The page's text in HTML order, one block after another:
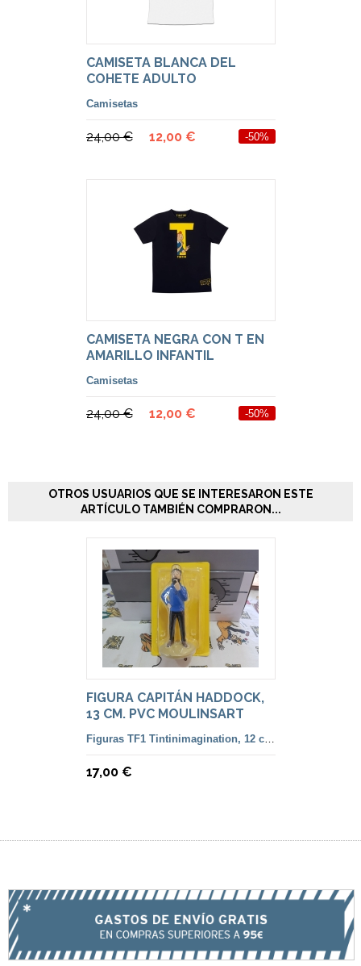
CAMISETA BLANCA DEL
COHETE ADULTO
Camisetas
24,00 € 12,00 € -50%
CAMISETA NEGRA CON T EN
AMARILLO INFANTIL
Camisetas
24,00 € 12,00 € -50%
OTROS USUARIOS QUE SE INTERESARON ESTE
ARTÍCULO TAMBIÉN COMPRARON...
FIGURA CAPITÁN HADDOCK,
13 CM. PVC MOULINSART
Figuras TF1 Tintinimagination, 12 cm. color y francesa
17,00 €